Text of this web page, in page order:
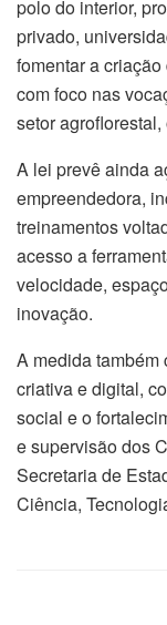
polo do interior,
privado,
fomentar a
com foco nas
setor
A lei prevê ainda
empreendedora,
treinamentos
acesso a
velocidade,
inovação.
A medida também
criativa e digital,
social e o
e supervisão dos
Secretaria de
Ciência,